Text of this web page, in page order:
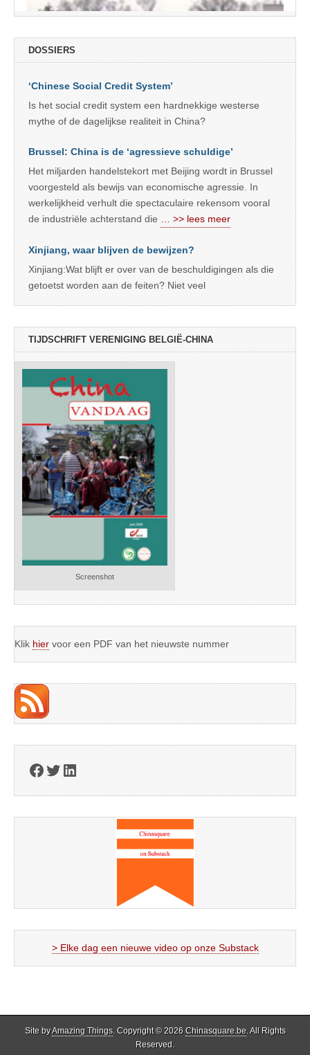
DOSSIERS
‘Chinese Social Credit System’
Is het social credit system een hardnekkige westerse
mythe of de dagelijkse realiteit in China?
Brussel: China is de ‘agressieve schuldige’
Het miljarden handelstekort met Beijing wordt in Brussel
voorgesteld als bewijs van economische agressie. In
werkelijkheid verhult die spectaculaire rekensom vooral
de industriële achterstand die
… >> lees meer
Xinjiang, waar blijven de bewijzen?
Xinjiang:Wat blijft er over van de beschuldigingen als die
getoetst worden aan de feiten? Niet veel
TIJDSCHRIFT VERENIGING BELGIË-CHINA
Screenshot
Klik hier voor een PDF van het nieuwste nummer
Facebook
Twitter
LinkedIn
> Elke dag een nieuwe video op onze Substack
Site byAmazing Things. Copyright © 2026 Chinasquare.be. All Rights
Reserved.